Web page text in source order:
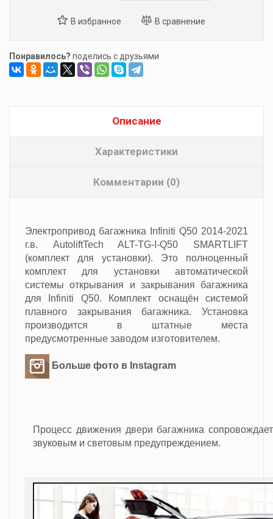
Понравилось? поделись с друзьями
Описание
Характеристики
Комментарии (0)
Электропривод багажника Infiniti Q50 2014-2021
г.в. AutoliftTech ALT-TG-I-Q50 SMARTLIFT
(комплект для установки). Это полноценный
комплект для установки автоматической
системы открывания и закрывания багажника
для Infiniti Q50. Комплект оснащён системой
плавного закрывания багажника. Установка
производится в штатные места
предусмотренные заводом изготовителем.
Больше фото в Instagram
Процесс движения двери багажника
звуковым и световым предупреждением.